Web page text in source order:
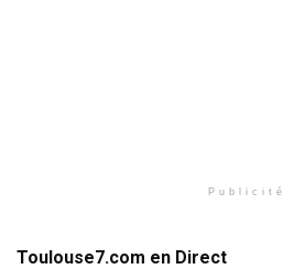
Publicité
Toulouse7.com en Direct